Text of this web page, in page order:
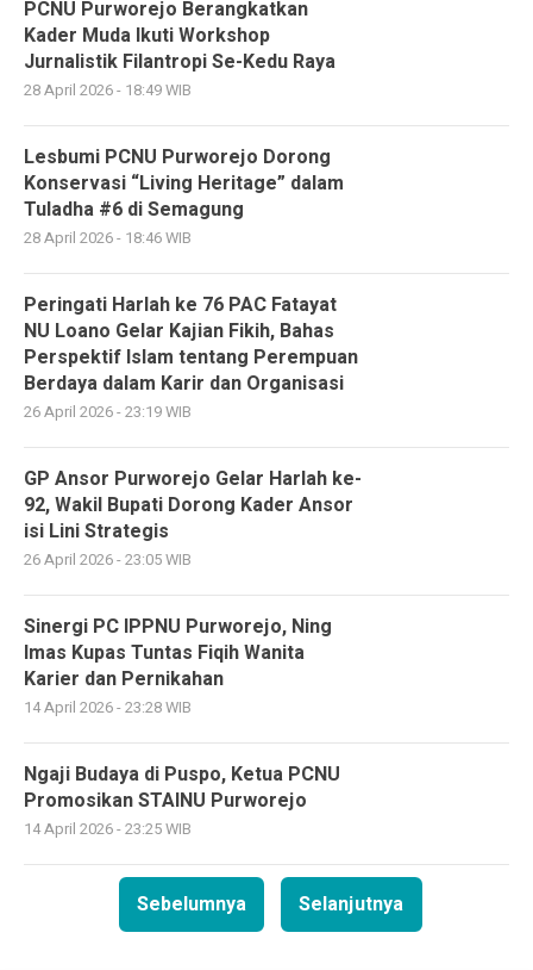
PCNU Purworejo Berangkatkan
Kader Muda Ikuti Workshop
Jurnalistik Filantropi Se-Kedu Raya
28 April 2026 - 18:49 WIB
Lesbumi PCNU Purworejo Dorong
Konservasi “Living Heritage” dalam
Tuladha #6 di Semagung
28 April 2026 - 18:46 WIB
Peringati Harlah ke 76 PAC Fatayat
NU Loano Gelar Kajian Fikih, Bahas
Perspektif Islam tentang Perempuan
Berdaya dalam Karir dan Organisasi
26 April 2026 - 23:19 WIB
GP Ansor Purworejo Gelar Harlah ke-
92, Wakil Bupati Dorong Kader Ansor
isi Lini Strategis
26 April 2026 - 23:05 WIB
Sinergi PC IPPNU Purworejo, Ning
Imas Kupas Tuntas Fiqih Wanita
Karier dan Pernikahan
14 April 2026 - 23:28 WIB
Ngaji Budaya di Puspo, Ketua PCNU
Promosikan STAINU Purworejo
14 April 2026 - 23:25 WIB
Sebelumnya Selanjutnya